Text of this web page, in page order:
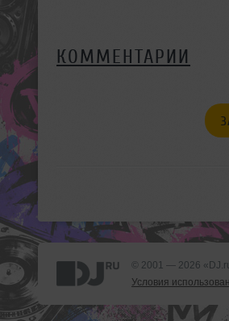
КОММЕНТАРИИ
© 2001 — 2026
Условия